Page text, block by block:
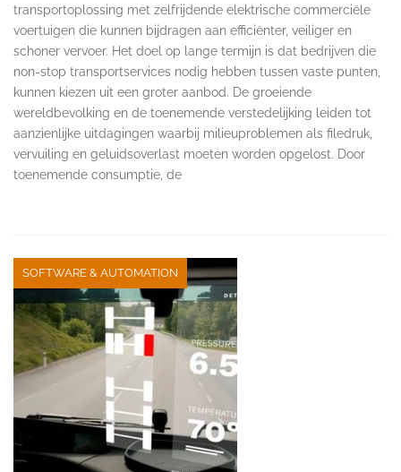
transportoplossing met zelfrijdende elektrische commerciële
voertuigen die kunnen bijdragen aan efficiënter, veiliger en
schoner vervoer. Het doel op lange termijn is dat bedrijven die
non-stop transportservices nodig hebben tussen vaste punten,
kunnen kiezen uit een groter aanbod. De groeiende
wereldbevolking en de toenemende verstedelijking leiden tot
aanzienlijke uitdagingen waarbij milieuproblemen als filedruk,
vervuiling en geluidsoverlast moeten worden opgelost. Door
toenemende consumptie, de
SOFTWARE & AUTOMATION